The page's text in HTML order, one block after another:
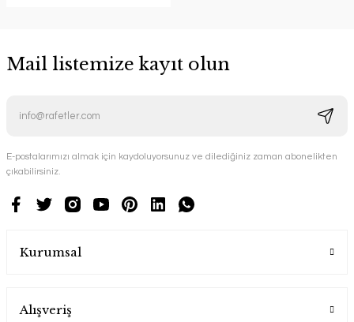
Mail listemize kayıt olun
E-postalarımızı almak için kaydoluyorsunuz ve dilediğiniz zaman abonelikten
çıkabilirsiniz.
Kurumsal
Alışveriş